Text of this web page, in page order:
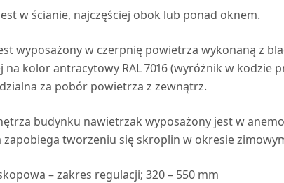
w ścianie, najczęściej obok lub ponad oknem.
wyposażony w czerpnię powietrza wykonaną z
na kolor antracytowy RAL7016 (wyróżnik w kodzie
za pobór powietrza z zewnątrz.
budynku nawietrzak wyposażony jest w
tworzeniu się skroplin w okresie
– zakres regulacji; 320 – 550 mm